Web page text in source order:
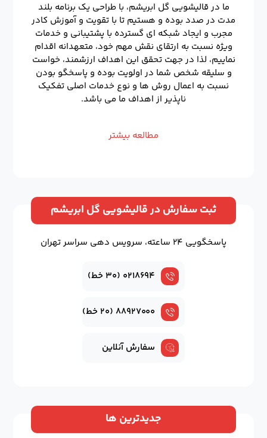
ما در قالیشویی گل ابریشم، با طراحی یک برنامه بلند
مدت در صدد بوده و هستیم تا با تقویت و آموزش کادر
مجرب و ایجاد شبکه ای گسترده با پشتیبانی و خدمات
ویژه نسبت به ارتقای نقش مهم خود، متعهدانه اقدام
نماییم، لذا در جهت تحقق این اهداف ارزشمند، خواست
و سلیقه شخص شما در اولویت بوده و پاسخگو بودن
نسبت به اعمال روش ها و نوع خدمات اصلی تفکیک
ناپذیر از اهداف ما می باشد.
مطالعه بیشتر
ثبت سفارش در قالیشویی گل ابریشم
پاسخگویی ۲۴ ساعته، سرویس دهی سراسر تهران
۰۲۱۸۶۹۴ (۳۰ خط)
۸۸۹۲۷۰۰۰ (۲۰ خط)
سفارش آنلاین
جدیدترین ها